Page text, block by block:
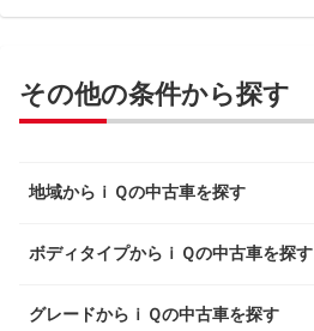
その他の条件から探す
地域からｉＱの中古車を探す
ボディタイプからｉＱの中古車を探す
グレードからｉＱの中古車を探す